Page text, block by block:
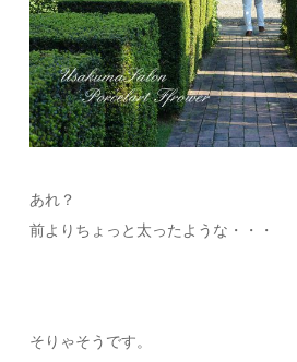
あれ？
前よりちょっと太ったような・・・
そりゃそうです。